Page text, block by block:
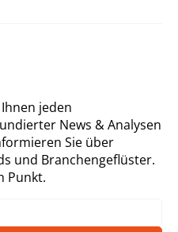
jeden
News & Analysen
Sie über
und Branchengeflüster.
Punkt.